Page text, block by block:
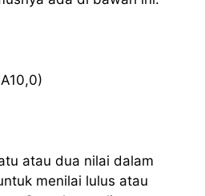
atau dua nilai dalam
menilai lulus atau